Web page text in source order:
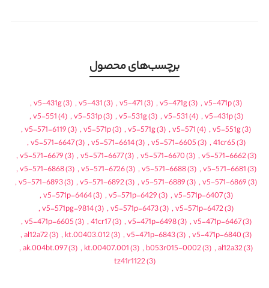
برچسب‌های محصول
v5-471p(3)
,
v5-471g(3)
,
v5-471(3)
,
v5-431(3)
,
v5-431g(3)
,
v5-431p(3)
,
v5-531(4)
,
v5-531g(3)
,
v5-531p(3)
,
v5-551(4)
,
v5-551g(3)
,
v5-571(4)
,
v5-571g(3)
,
v5-571p(3)
,
v5-571-6119(3)
,
41cr65(3)
,
v5-571-6605(3)
,
v5-571-6614(3)
,
v5-571-6647(3)
,
v5-571-6662(3)
,
v5-571-6670(3)
,
v5-571-6677(3)
,
v5-571-6679(3)
,
v5-571-6681(3)
,
v5-571-6688(3)
,
v5-571-6726(3)
,
v5-571-6868(3)
,
v5-571-6869(3)
,
v5-571-6889(3)
,
v5-571-6892(3)
,
v5-571-6893(3)
,
v5-571p-6407(3)
,
v5-571p-6429(3)
,
v5-571p-6464(3)
,
v5-571p-6472(3)
,
v5-571p-6473(3)
,
v5-571pg-9814(3)
,
v5-471p-6467(3)
,
v5-471p-6498(3)
,
41cr17(3)
,
v5-471p-6605(3)
,
v5-471p-6840(3)
,
v5-471p-6843(3)
,
kt.00403.012(3)
,
al12a72(3)
,
al12a32(3)
,
b053r015-0002(3)
,
kt.00407.001(3)
,
ak.004bt.097(3)
,
tz41r1122(3)